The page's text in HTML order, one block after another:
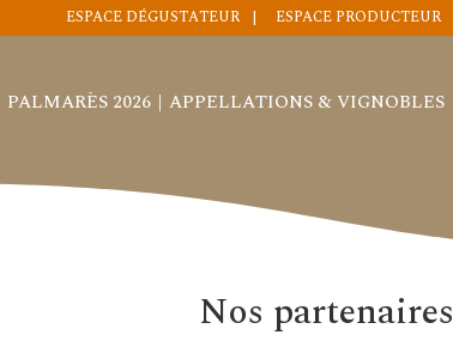
ESPACE DÉGUSTATEUR ESPACE PRODUCTEUR
PALMARÈS 2026 APPELLATIONS & VIGNOBLES
Nos partenaires